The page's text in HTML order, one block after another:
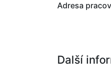
Adresa
Další